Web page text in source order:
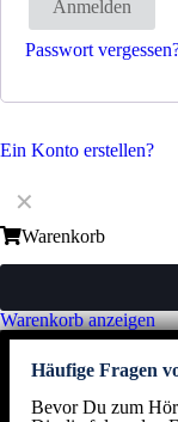
Anmelden
Passwort
Ein Konto erstellen?
✕
Warenkorb
Warenkorb anzeigen
Häufige Fragen
Bevor Du zum